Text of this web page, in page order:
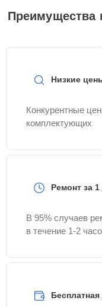
Преимущества
Низкие
Конкурентные
комплектующих
Ремонт за 1
В 95% случаев
в течение 1-2
Бесплатная